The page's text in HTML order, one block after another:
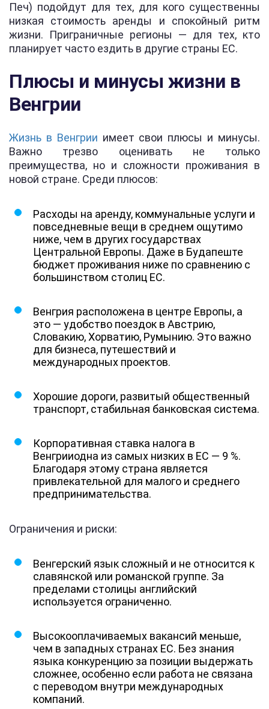
Печ) подойдут для тех, для кого существенны
низкая стоимость аренды и спокойный ритм
жизни. Приграничные регионы — для тех, кто
планирует часто ездить в другие страны ЕС.
Плюсы и минусы жизни в
Венгрии
Жизнь в Венгрии имеет свои плюсы и минусы.
Важно трезво оценивать не только
преимущества, но и сложности проживания в
новой стране. Среди плюсов:
Расходы на аренду, коммунальные услуги и
повседневные вещи в среднем ощутимо
ниже, чем в других государствах
Центральной Европы. Даже в Будапеште
бюджет проживания ниже по сравнению с
большинством столиц ЕС.
Венгрия расположена в центре Европы, а
это — удобство поездок в Австрию,
Словакию, Хорватию, Румынию. Это важно
для бизнеса, путешествий и
международных проектов.
Хорошие дороги, развитый общественный
транспорт, стабильная банковская система.
Корпоративная ставка налога в
Венгрииодна из самых низких в ЕС — 9 %.
Благодаря этому страна является
привлекательной для малого и среднего
предпринимательства.
Ограничения и риски:
Венгерский язык сложный и не относится к
славянской или романской группе. За
пределами столицы английский
используется ограниченно.
Высокооплачиваемых вакансий меньше,
чем в западных странах ЕС. Без знания
языка конкуренцию за позиции выдержать
сложнее, особенно если работа не связана
с переводом внутри международных
компаний.